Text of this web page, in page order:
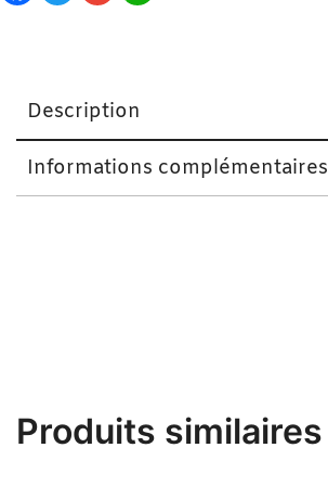
Description
Informations complémentaires
Produits similaires